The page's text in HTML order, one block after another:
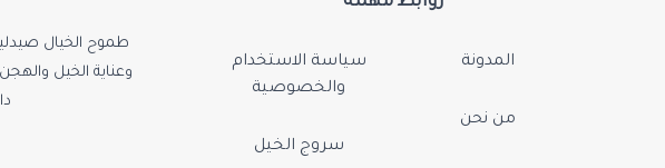
المدونة
من نحن
سياسة الاستخدام
والخصوصية
سروج الخيل
طموح الخيال
وعناية الخيل